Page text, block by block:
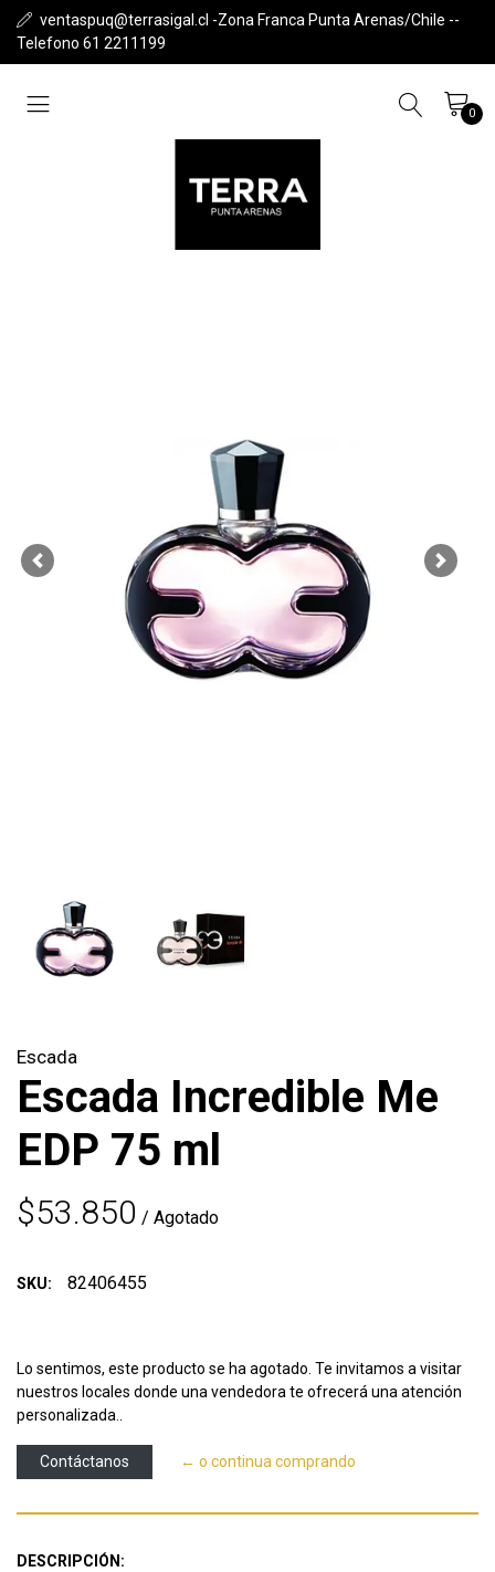
ventaspuq@terrasigal.cl -Zona Franca Punta Arenas/Chile --
Telefono 61 2211199
0
Previous Next
Escada
Escada Incredible Me
EDP 75 ml
$53.850 / Agotado
SKU: 82406455
Lo sentimos, este producto se ha agotado. Te invitamos a visitar
nuestros locales donde una vendedora te ofrecerá una atención
personalizada..
Contáctanos ← o continua comprando
DESCRIPCIÓN: